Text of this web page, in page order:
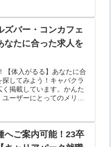
ズバー・コンカフェ
なたに合った求人を
【体入がるる】あなたに合
してみよう！キャバクラ
掲載しています。かんた
ーザーにとってのメリッ
へご案内可能！23卒